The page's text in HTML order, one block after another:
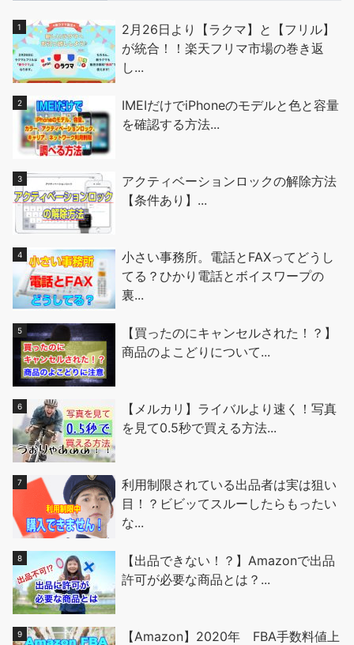
2月26日より【ラクマ】と【フリル】
が統合！！楽天フリマ市場の巻き返
し...
IMEIだけでiPhoneのモデルと色と容量
を確認する方法...
アクティベーションロックの解除方法
【条件あり】...
小さい事務所。電話とFAXってどうし
てる？ひかり電話とボイスワープの
裏...
【買ったのにキャンセルされた！？】
商品のよこどりについて...
【メルカリ】ライバルより速く！写真
を見て0.5秒で買える方法...
利用制限されている出品者は実は狙い
目！？ビビッてスルーしたらもったい
な...
【出品できない！？】Amazonで出品
許可が必要な商品とは？...
【Amazon】2020年 FBA手数料値上